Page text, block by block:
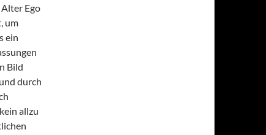
Ego
um
ein
Bild
durch
allzu